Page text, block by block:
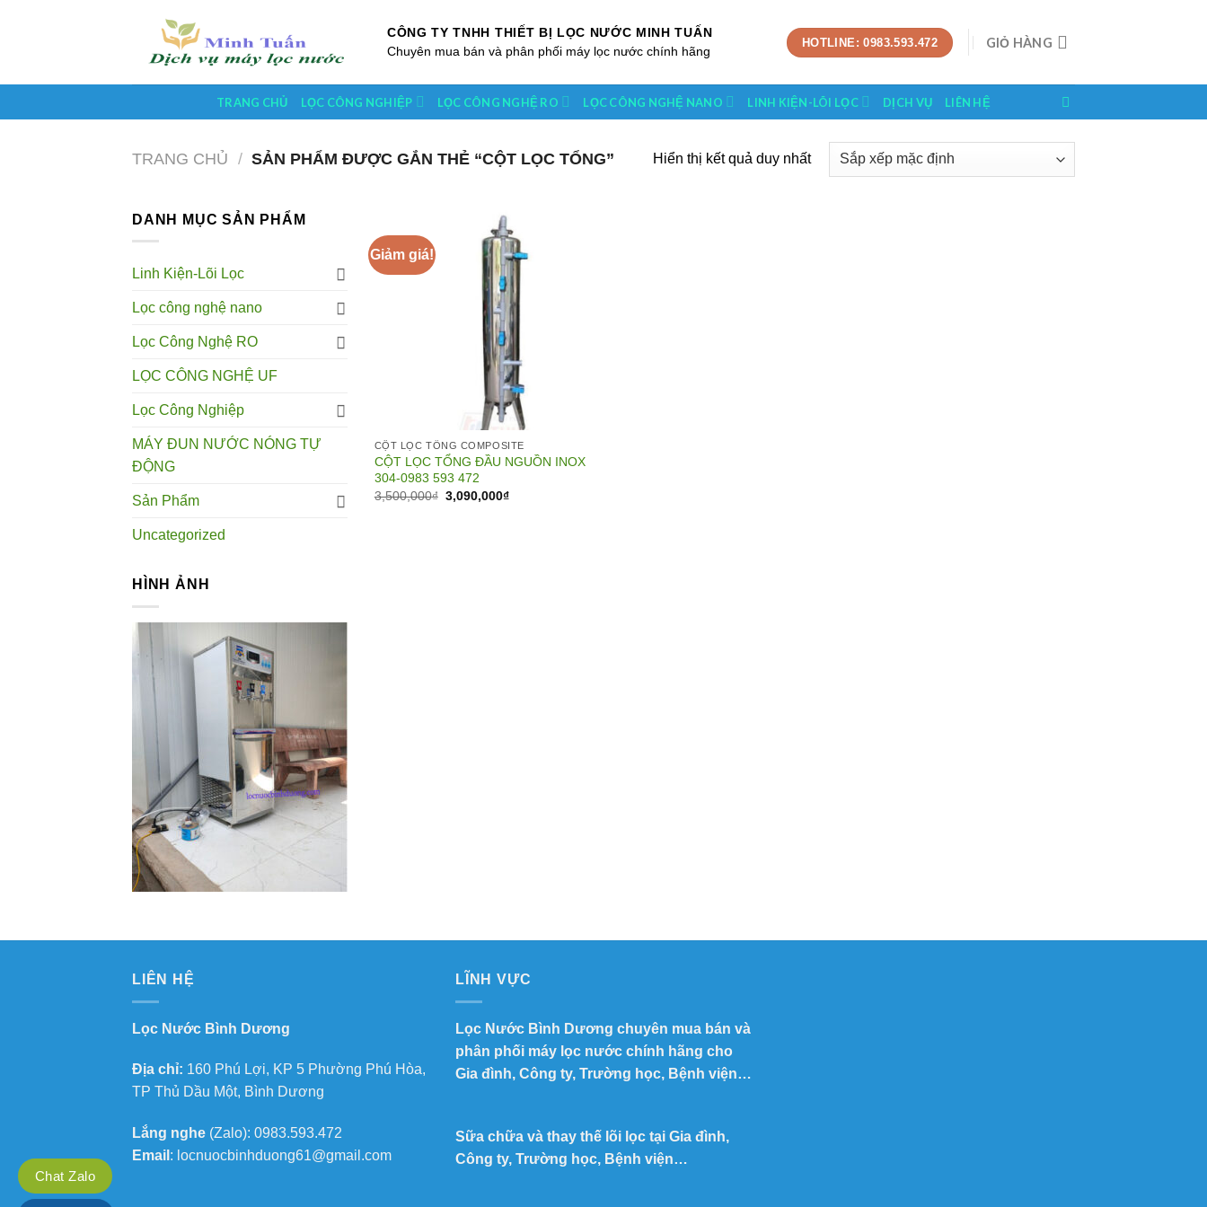
CÔNG TY TNHH THIẾT BỊ LỌC NƯỚC MINH TUẤN
Chuyên mua bán và phân phối máy lọc nước chính hãng
HOTLINE: 0983.593.472 GIỎ HÀNG
TRANG CHỦ LỌC CÔNG NGHIỆP LỌC CÔNG NGHỆ RO LỌC CÔNG NGHỆ NANO LINH KIỆN-LÕI LỌC DỊCH VỤ LIÊN HỆ
TRANG CHỦ / SẢN PHẨM ĐƯỢC GẮN THẺ “CỘT LỌC TỔNG” Hiển thị kết quả duy nhất
DANH MỤC SẢN PHẨM
Linh Kiện-Lõi Lọc
Lọc công nghệ nano
Lọc Công Nghệ RO
LỌC CÔNG NGHỆ UF
Lọc Công Nghiệp
MÁY ĐUN NƯỚC NÓNG TỰ
ĐỘNG
Sản Phẩm
Uncategorized
HÌNH ẢNH
Giảm giá!
CỘT LỌC TỔNG COMPOSITE
CỘT LỌC TỔNG ĐẦU NGUỒN INOX
304-0983 593 472
3,500,000₫ Giá
3,090,000₫Giá
LIÊN HỆ
Lọc Nước Bình Dương
Địa chỉ: 160 Phú Lợi, KP 5 Phường Phú Hòa,
TP Thủ Dầu Một, Bình Dương
Lắng nghe (Zalo): 0983.593.472
Email : locnuocbinhduong61@gmail.com
LĨNH VỰC
Lọc Nước Bình Dương chuyên mua bán và
phân phối máy lọc nước chính hãng cho
Gia đình, Công ty, Trường học, Bệnh viện…
Sữa chữa và thay thế lõi lọc tại Gia đình,
Công ty, Trường học, Bệnh viện…
Chat Zalo